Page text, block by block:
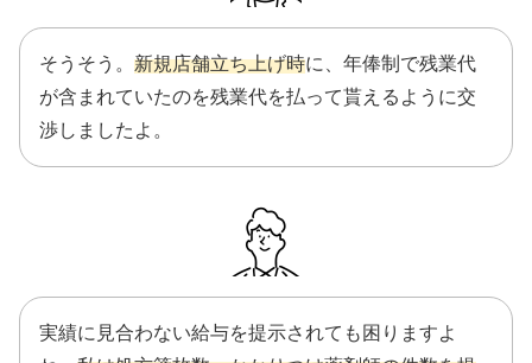
そうそう。 新規店舗立ち上げ時に、年俸制で残業代
が含まれていたのを残業代を払って貰えるように交
渉しましたよ。
実績に見合わない給与を提示されても困りますよ